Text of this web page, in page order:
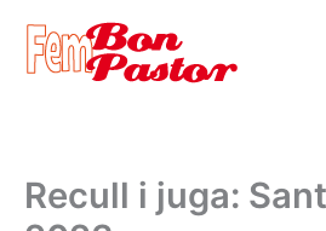
contingut
Recull i juga: